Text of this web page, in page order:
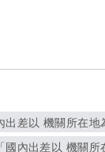
差以 機關所在地
窗
內出差以 機關所